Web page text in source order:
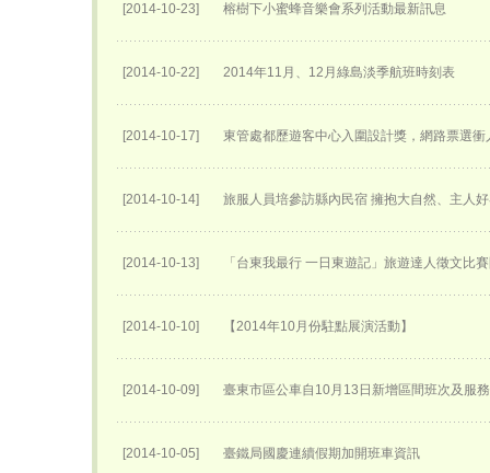
[2014-10-23] 榕樹下小蜜蜂音樂會系列活動最新訊息
[2014-10-22] 2014年11月、12月綠島淡季航班時刻表
[2014-10-17] 東管處都歷遊客中心入圍設計獎，網路票選衝
[2014-10-14] 旅服人員培參訪縣內民宿 擁抱大自然、主人
[2014-10-13] 「台東我最行 一日東遊記」旅遊達人徵文比
[2014-10-10] 【2014年10月份駐點展演活動】
[2014-10-09] 臺東市區公車自10月13日新增區間班次及服
[2014-10-05] 臺鐵局國慶連續假期加開班車資訊